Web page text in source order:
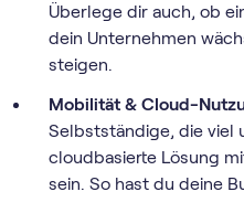
Überlege dir auch, ob
dein Unternehmen
steigen.
Mobilität & Cloud-
Selbstständige, die viel
cloudbasierte Lösung
sein. So hast du deine